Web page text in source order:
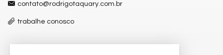
contato@rodrigotaquary.com.br
trabalhe conosco